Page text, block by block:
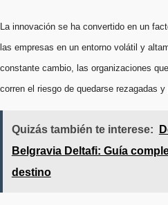
La innovación se ha convertido en un
las empresas en un entorno volátil y
constante cambio, las organizaciones
corren el riesgo de quedarse rezagadas
Quizás también te interese:
Belgravia Deltafi: Guía
destino